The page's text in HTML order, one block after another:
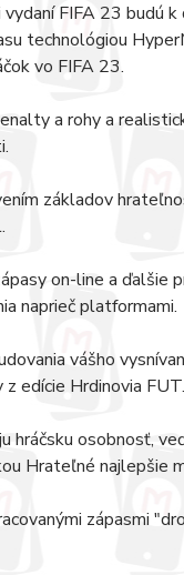
FIFA 23 budú k
technológiou
vo FIFA 23.
a rohy a
základov
on-line a ďalšie
naprieč platformami.
vášho
edície Hrdinovia FUT.
hráčsku osobnosť,
Hrateľné najlepšie
zápasmi